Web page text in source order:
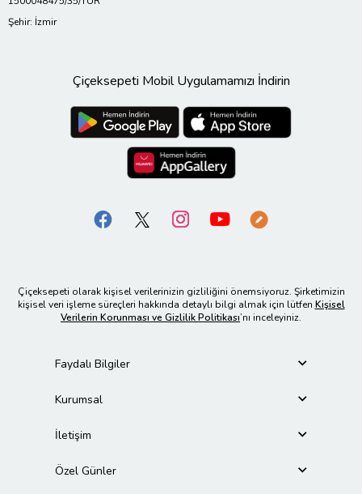
Şehir: İzmir
Çiçeksepeti Mobil Uygulamamızı İndirin
Çiçeksepeti olarak kişisel verilerinizin gizliliğini önemsiyoruz. Şirketimizin
kişisel veri işleme süreçleri hakkında detaylı bilgi almak için lütfen Kişisel
Verilerin Korunması ve Gizlilik Politikası’nı inceleyiniz.
Faydalı Bilgiler
Kurumsal
İletişim
Özel Günler